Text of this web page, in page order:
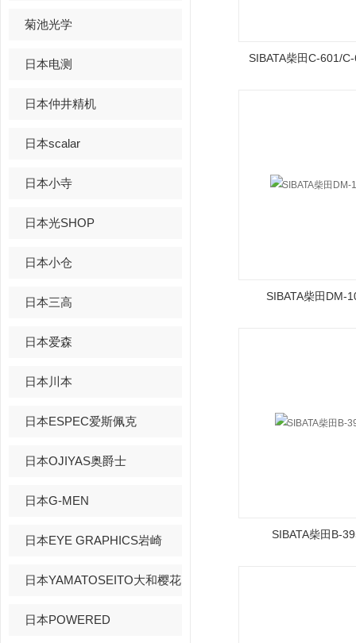
菊池光学
日本电测
日本仲井精机
日本scalar
日本小寺
日本光SHOP
日本小仓
日本三高
日本爱森
日本川本
日本ESPEC爱斯佩克
日本OJIYAS奥爵士
日本G-MEN
日本EYE GRAPHICS岩崎
日本YAMATOSEITO大和樱花
日本POWERED
SIBATA柴田C-601/
SIBATA柴田DM-
SIBATA柴田B-